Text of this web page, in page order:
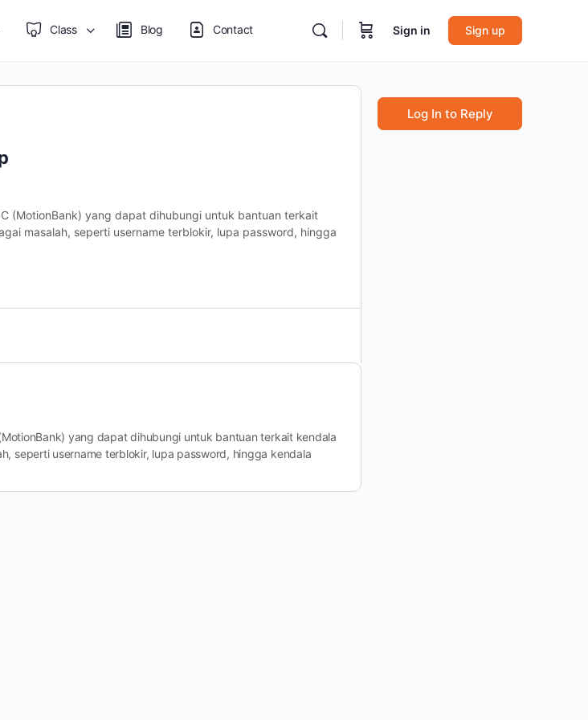
Class Blog Contact Sign in Sign up
(MotionBank) yang dapat dihubungi untuk bantuan terkait
masalah, seperti username terblokir, lupa password, hingga
yang dapat dihubungi untuk bantuan terkait kendala
seperti username terblokir, lupa password, hingga kendala
Log In to Reply